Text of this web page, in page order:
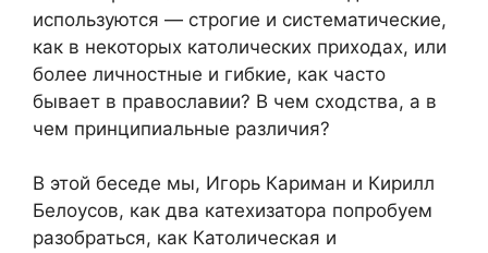
используются — строгие и систематические,
как в некоторых католических приходах, или
более личностные и гибкие, как часто
бывает в православии? В чем сходства, а в
чем принципиальные различия?
В этой беседе мы, Игорь Кариман и Кирилл
Белоусов, как два катехизатора попробуем
разобраться, как Католическая и